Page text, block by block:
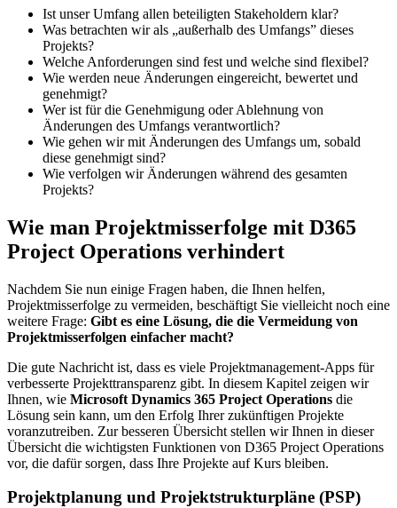
Ist unser Umfang allen beteiligten Stakeholdern klar?
Was betrachten wir als „außerhalb des Umfangs” dieses
Projekts?
Welche Anforderungen sind fest und welche sind flexibel?
Wie werden neue Änderungen eingereicht, bewertet und
genehmigt?
Wer ist für die Genehmigung oder Ablehnung von
Änderungen des Umfangs verantwortlich?
Wie gehen wir mit Änderungen des Umfangs um, sobald
diese genehmigt sind?
Wie verfolgen wir Änderungen während des gesamten
Projekts?
Wie man Projektmisserfolge mit D365
Project Operations verhindert
Nachdem Sie nun einige Fragen haben, die Ihnen helfen,
Projektmisserfolge zu vermeiden, beschäftigt Sie vielleicht noch eine
weitere Frage: Gibt es eine Lösung, die die Vermeidung von
Projektmisserfolgen einfacher macht?
Die gute Nachricht ist, dass es viele Projektmanagement-Apps für
verbesserte Projekttransparenz gibt. In diesem Kapitel zeigen wir
Ihnen, wie Microsoft Dynamics 365 Project Operations die
Lösung sein kann, um den Erfolg Ihrer zukünftigen Projekte
voranzutreiben. Zur besseren Übersicht stellen wir Ihnen in dieser
Übersicht die wichtigsten Funktionen von D365 Project Operations
vor, die dafür sorgen, dass Ihre Projekte auf Kurs bleiben.
Projektplanung und Projektstrukturpläne (PSP)